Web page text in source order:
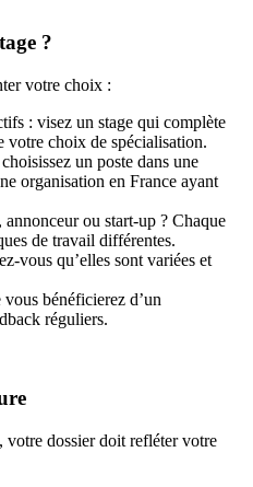
?
votre choix :
: visez un stage qui complète
choix de spécialisation.
un poste dans une
organisation en France ayant
annonceur ou start-up ? Chaque
de travail différentes.
vous qu’elles sont variées et
bénéficierez d’un
réguliers.
votre dossier doit refléter votre